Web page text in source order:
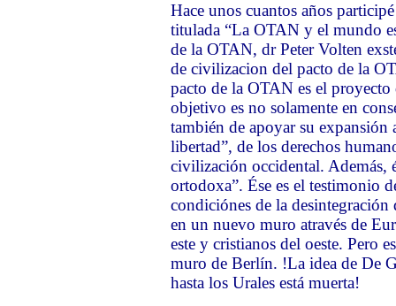
Hace unos cuantos años
titulada “La OTAN y el mundo
de la OTAN, dr Peter Volten
de civilizacion del pacto de la
pacto de la OTAN es el
objetivo es no solamente en
también de apoyar su
libertad”, de los derechos
civilización occidental. Además,
ortodoxa”. Ése es el testimonio
condiciónes de la
en un nuevo muro através de
este y cristianos del oeste. Pero
muro de Berlín. !La idea de De
hasta los Urales está muerta!